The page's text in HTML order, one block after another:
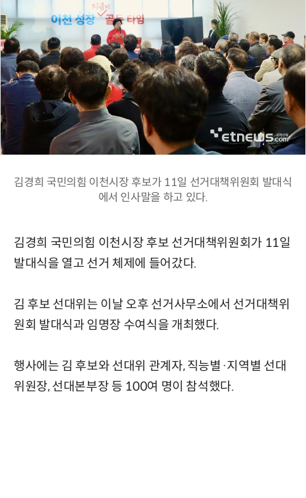
김경희 국민의힘 이천시장 후보가 11일 선거대책위원회 발대식
에서 인사말을 하고 있다.
김경희 국민의힘 이천시장 후보 선거대책위원회가 11일
발대식을 열고 선거 체제에 들어갔다.
김 후보 선대위는 이날 오후 선거사무소에서 선거대책위
원회 발대식과 임명장 수여식을 개최했다.
행사에는 김 후보와 선대위 관계자, 직능별·지역별 선대
위원장, 선대본부장 등 100여 명이 참석했다.